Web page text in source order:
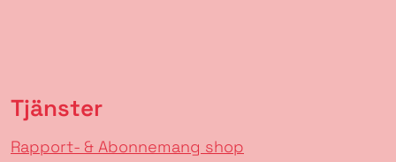
Tjänster
Rapport- & Abonnemang shop